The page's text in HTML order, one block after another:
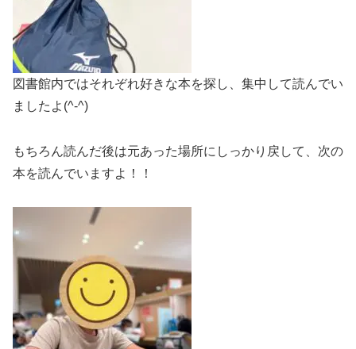
図書館内ではそれぞれ好きな本を探し、集中して読んでい
ましたよ(^-^)
もちろん読んだ後は元あった場所にしっかり戻して、次の
本を読んでいますよ！！